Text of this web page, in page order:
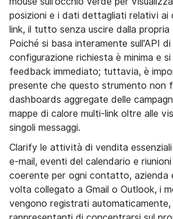
posizioni e i dati dettagliati relativi ai
link, il tutto senza uscire dalla propria
Poiché si basa interamente sull'API di
configurazione richiesta è minima e si
feedback immediato; tuttavia, è
presente che questo strumento non
dashboards aggregate delle
mappe di calore multi-link oltre alle
singoli messaggi.
Clarify le attività di vendita
e-mail, eventi del calendario e
coerente per ogni contatto, azienda
volta collegato a Gmail o Outlook, i
vengono registrati